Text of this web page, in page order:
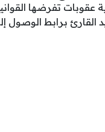
عقوبات تفرضها
القارئ برابط الوصول